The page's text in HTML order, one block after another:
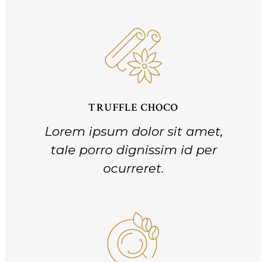
TRUFFLE CHOCO
Lorem ipsum dolor sit amet,
tale porro dignissim id per
ocurreret.